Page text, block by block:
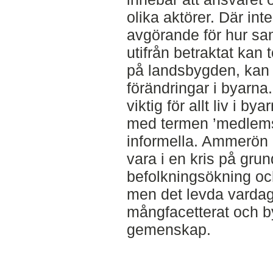
olika aktörer. Där
avgörande för hur
utifrån betraktat kan
på landsbygden,
förändringar i
viktig för allt liv i
med termen
informella.
vara i en kris på
befolkningsökning
men det levda
mångfacetterat och
gemenskap.